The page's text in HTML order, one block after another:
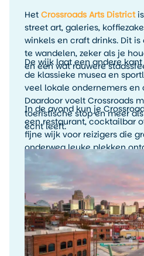
Het Crossroads Arts District
street art, galeries,
winkels en craft drinks. Dit
te wandelen, zeker als je
en een wat rauwere
De wijk laat een andere
de klassieke musea en
veel lokale ondernemers
Daardoor voelt Crossroads
toeristische stop en meer
echt leeft.
In de avond kun je
een restaurant, cocktailbar
fijne wijk voor reizigers die
onderweg leuke plekken